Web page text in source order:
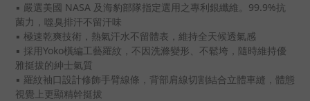
▪ 嚴選美國 NASA 及海豹部隊指定選用之專利銀纖維。99.9%抗
菌力，噬臭排汗不留汗味
▪ 極速乾爽技術，熱氣汗水不留體表，維持全天候透氣感
▪ 採用Yoko橫編工藝羅紋，不因洗滌變形、不鬆垮，隨時維持優
雅挺拔的紳士氣質
▪ 羅紋袖口設計修飾手臂線條，背部肩線切割結合立體車縫，體態
視覺上更顯精幹挺拔